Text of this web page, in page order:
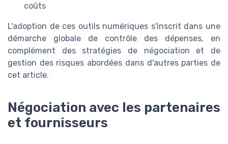
coûts
L'adoption de ces outils numériques s'inscrit dans une
démarche globale de contrôle des dépenses, en
complément des stratégies de négociation et de
gestion des risques abordées dans d'autres parties de
cet article.
Négociation avec les partenaires
et fournisseurs